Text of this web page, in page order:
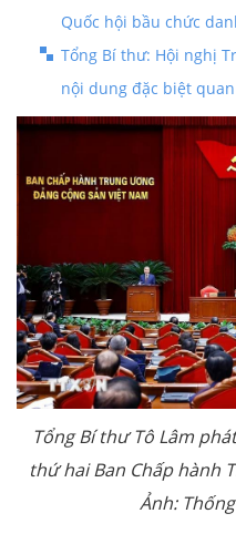
Quốc hội bầu chức
Tổng Bí thư: Hội nghị
nội dung đặc biệt
Tổng Bí thư Tô Lâm
thứ hai Ban Chấp hành
Ảnh: